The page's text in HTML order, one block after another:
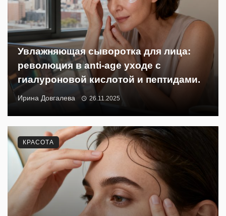
Увлажняющая сыворотка для лица:
революция в anti-age уходе с
гиалуроновой кислотой и пептидами.
Ирина Довгалева 26.11.2025
КРАСОТА